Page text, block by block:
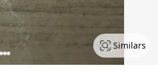
Similars